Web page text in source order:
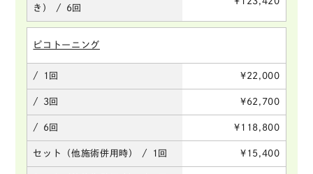
き） / 6回
ピコトーニング
/ 1回 ¥22,000
/ 3回 ¥62,700
/ 6回 ¥118,800
セット（他施術併用時） / 1回 ¥15,400